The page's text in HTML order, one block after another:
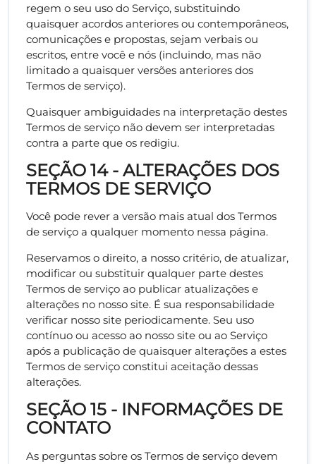
regem o seu uso do Serviço, substituindo
quaisquer acordos anteriores ou contemporâneos,
comunicações e propostas, sejam verbais ou
escritos, entre você e nós (incluindo, mas não
limitado a quaisquer versões anteriores dos
Termos de serviço).
Quaisquer ambiguidades na interpretação destes
Termos de serviço não devem ser interpretadas
contra a parte que os redigiu.
SEÇÃO 14 - ALTERAÇÕES DOS
TERMOS DE SERVIÇO
Você pode rever a versão mais atual dos Termos
de serviço a qualquer momento nessa página.
Reservamos o direito, a nosso critério, de atualizar,
modificar ou substituir qualquer parte destes
Termos de serviço ao publicar atualizações e
alterações no nosso site. É sua responsabilidade
verificar nosso site periodicamente. Seu uso
contínuo ou acesso ao nosso site ou ao Serviço
após a publicação de quaisquer alterações a estes
Termos de serviço constitui aceitação dessas
alterações.
SEÇÃO 15 - INFORMAÇÕES DE
CONTATO
As perguntas sobre os Termos de serviço devem